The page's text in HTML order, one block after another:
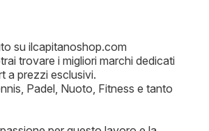
su ilcapitanoshop.com
trovare i migliori marchi dedicati
a prezzi esclusivi.
Padel, Nuoto, Fitness e tanto